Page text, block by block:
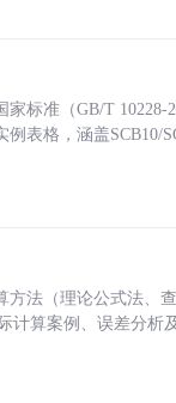
标准（GB/T
表格，涵盖SCB10/
法（理论公式法、
计算案例、误差分析